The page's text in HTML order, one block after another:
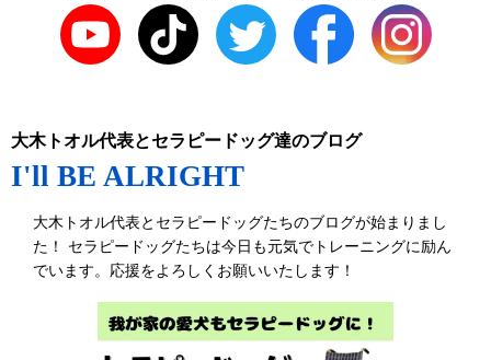
大木トオル代表とセラピードッグ達のブログ
I'll BE ALRIGHT
大木トオル代表とセラピードッグたちのブログが始まりまし
た！ セラピードッグたちは今日も元気でトレーニングに励ん
でいます。応援をよろしくお願いいたします！